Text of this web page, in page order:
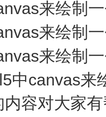
中canvas
容对大家